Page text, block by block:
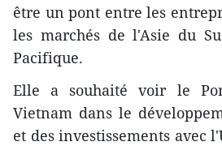
être un pont entre les
les marchés de l'Asie du
Pacifique.
Elle a souhaité voir le
Vietnam dans le
et des investissements avec